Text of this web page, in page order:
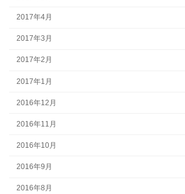
2017年4月
2017年3月
2017年2月
2017年1月
2016年12月
2016年11月
2016年10月
2016年9月
2016年8月